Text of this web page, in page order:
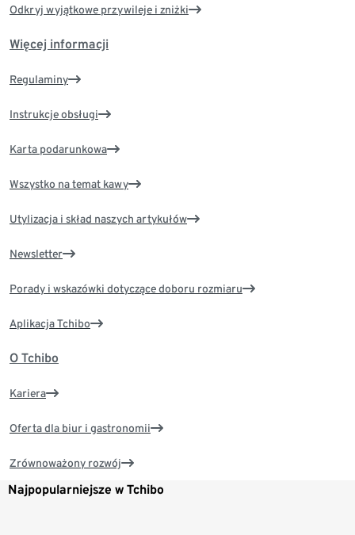
Odkryj wyjątkowe przywileje i zniżki
Więcej informacji
Regulaminy
Instrukcje obsługi
Karta podarunkowa
Wszystko na temat kawy
Utylizacja i skład naszych artykułów
Newsletter
Porady i wskazówki dotyczące doboru rozmiaru
Aplikacja Tchibo
O Tchibo
Kariera
Oferta dla biur i gastronomii
Zrównoważony rozwój
Najpopularniejsze w Tchibo